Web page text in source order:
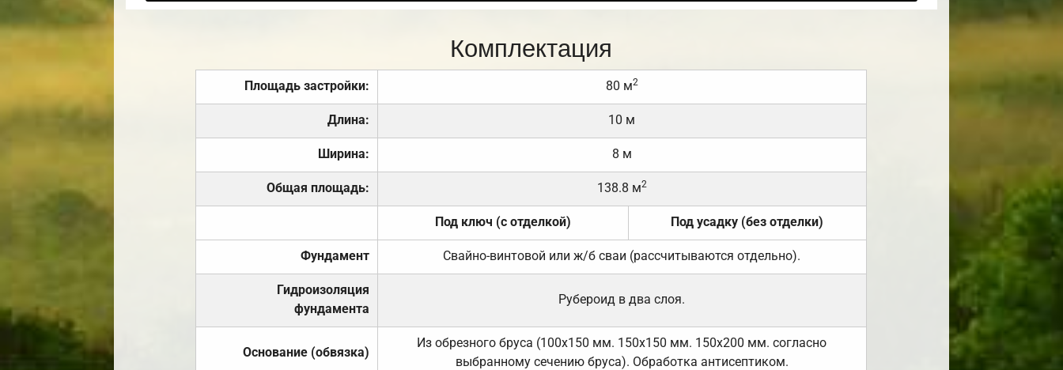
Комплектация
Площадь застройки: 80 м2
Длина: 10 м
Ширина: 8 м
Общая площадь: 138.8 м2
Под ключ (с отделкой) Под усадку (без отделки)
Фундамент Свайно-винтовой или ж/б сваи (рассчитываются отдельно).
Гидроизоляция
фундамента
Рубероид в два слоя.
Основание (обвязка)
Из обрезного бруса (100х150 мм. 150х150 мм. 150х200 мм. согласно
выбранному сечению бруса). Обработка антисептиком.